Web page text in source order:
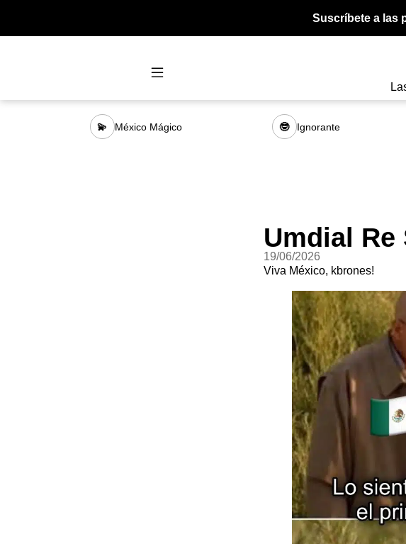
Suscríbete a las
💫 México Mágico 🤓 Ignorante
Umdial Re
19/06/2026
Viva México, kbrones!